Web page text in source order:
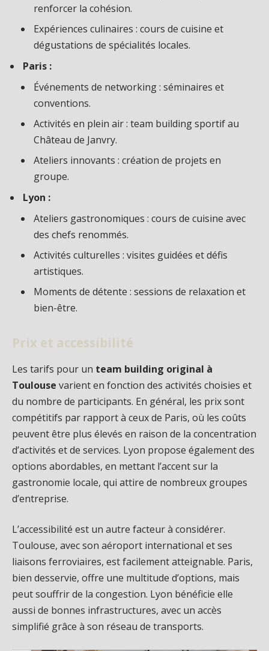
renforcer la cohésion.
Expériences culinaires : cours de cuisine et
dégustations de spécialités locales.
Paris :
Événements de networking : séminaires et
conventions.
Activités en plein air : team building sportif au
Château de Janvry.
Ateliers innovants : création de projets en
groupe.
Lyon :
Ateliers gastronomiques : cours de cuisine avec
des chefs renommés.
Activités culturelles : visites guidées et défis
artistiques.
Moments de détente : sessions de relaxation et
bien-être.
Prix et accessibilité
Les tarifs pour un team building original à
Toulouse varient en fonction des activités choisies et
du nombre de participants. En général, les prix sont
compétitifs par rapport à ceux de Paris, où les coûts
peuvent être plus élevés en raison de la concentration
d’activités et de services. Lyon propose également des
options abordables, en mettant l’accent sur la
gastronomie locale, qui attire de nombreux groupes
d’entreprise.
L’accessibilité est un autre facteur à considérer.
Toulouse, avec son aéroport international et ses
liaisons ferroviaires, est facilement atteignable. Paris,
bien desservie, offre une multitude d’options, mais
peut souffrir de la congestion. Lyon bénéficie elle
aussi de bonnes infrastructures, avec un accès
simplifié grâce à son réseau de transports.